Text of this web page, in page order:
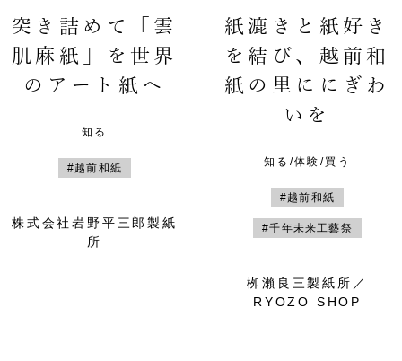
突き詰めて「雲
肌麻紙」を世界
のアート紙へ
知る
#越前和紙
株式会社岩野平三郎製紙
所
紙漉きと紙好き
を結び、越前和
紙の里ににぎわ
いを
知る/体験/買う
#越前和紙
#千年未来工藝祭
栁瀨良三製紙所／
RYOZO SHOP